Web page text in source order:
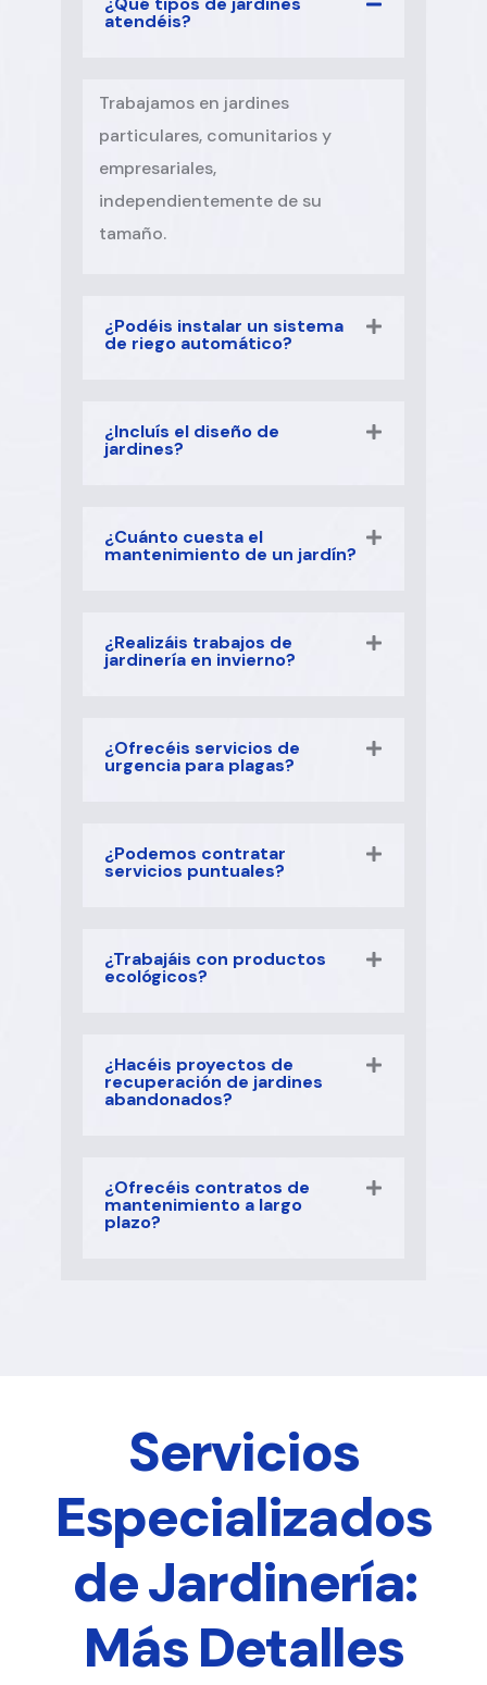
atendéis?
Trabajamos en jardines
particulares, comunitarios y
empresariales,
independientemente de su
tamaño.
¿Podéis instalar un sistema
de riego automático?
¿Incluís el diseño de
jardines?
¿Cuánto cuesta el
mantenimiento de un jardín?
¿Realizáis trabajos de
jardinería en invierno?
¿Ofrecéis servicios de
urgencia para plagas?
¿Podemos contratar
servicios puntuales?
¿Trabajáis con productos
ecológicos?
¿Hacéis proyectos de
recuperación de jardines
abandonados?
¿Ofrecéis contratos de
mantenimiento a largo
plazo?
Servicios
Especializados
de Jardinería:
Más Detalles